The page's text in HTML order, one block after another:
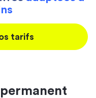
tarifs